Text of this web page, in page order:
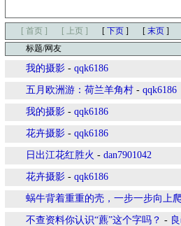
[ 首页 ] [ 上页 ] [ 下页 ] [ 末页 ]
标题/网友
我的摄影 - qqk6186
五月欧洲游：荷兰羊角村 - qqk6186
我的摄影 - qqk6186
花卉摄影 - qqk6186
日出江花红胜火 - dan7901042
花卉摄影 - qqk6186
蜗牛背着重重的壳，一步一步向上爬
不查资料你认识“藨”这个字吗？ -